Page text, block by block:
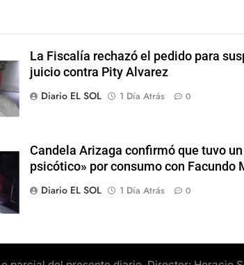
La Fiscalía rechazó el pedido para
juicio contra Pity Alvarez
Diario EL SOL
1 Día Atrás 0
Candela Arizaga confirmó que tuvo
psicótico» por consumo con Facundo
Diario EL SOL
1 Día Atrás 0